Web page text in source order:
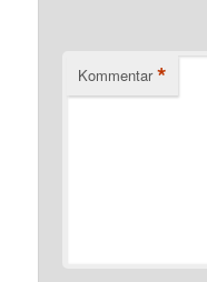
Kommentar *